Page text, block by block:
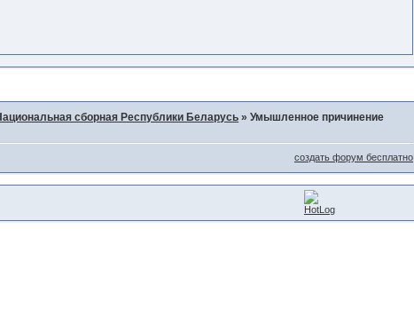
сборная Республики Беларусь »Умышленное причинение
создать форум бесплатно